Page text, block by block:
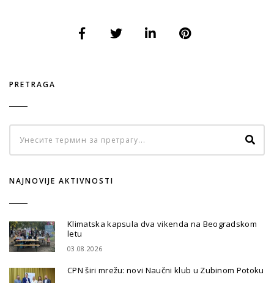
PRETRAGA
NAJNOVIJE AKTIVNOSTI
Klimatska kapsula dva vikenda na Beogradskom
letu
03.08.2026
CPN širi mrežu: novi Naučni klub u Zubinom Potoku